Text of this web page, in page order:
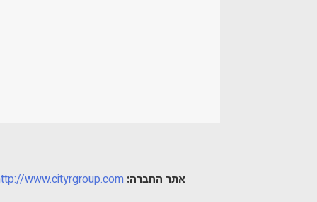
אתר החברה: www.cityrgroup.com